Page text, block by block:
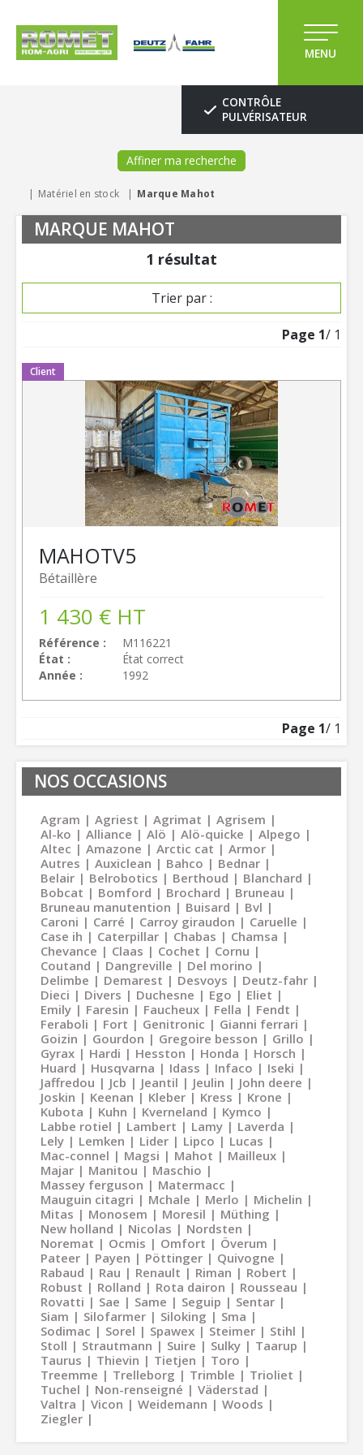
MENU
CONTRÔLE
PULVÉRISATEUR
Affiner ma recherche
Matériel en stock Marque Mahot
MARQUE MAHOT
1 résultat
Trier par :
Page 1/ 1
Client
Bétaillère
MAHOTV5
Référence
M116221
État
État correct
Année
1992
1 430 € HT
Page 1/ 1
NOS OCCASIONS
Agram Agriest Agrimat
Agrisem
Al-ko
Alliance Alö Alö-quicke
Alpego
Altec
Amazone Arctic cat
Armor
Autres
Auxiclean Bahco
Bednar
Belair
Belrobotics Berthoud
Blanchard
Bobcat
Bomford Brochard
Bruneau
Bruneau manutention
Buisard
Bvl
Caroni
Carré Carroy giraudon
Caruelle
Case ih
Caterpillar Chabas
Chamsa
Chevance
Claas Cochet
Cornu
Coutand
Dangreville
Del morino
Delimbe
Demarest Desvoys
Deutz-fahr
Dieci
Divers Duchesne Ego
Eliet
Emily
Faresin Faucheux Fella
Fendt
Feraboli
Fort Genitronic
Gianni ferrari
Goizin
Gourdon Gregoire besson
Grillo
Gyrax
Hardi Hesston Honda
Horsch
Huard
Husqvarna Idass Infaco
Iseki
Jaffredou
Jcb Jeantil Jeulin
John deere
Joskin
Keenan Kleber Kress
Krone
Kubota
Kuhn Kverneland
Kymco
Labbe rotiel
Lambert Lamy
Laverda
Lely
Lemken Lider Lipco
Lucas
Mac-connel
Magsi Mahot
Mailleux
Majar
Manitou
Maschio
Massey ferguson
Matermacc
Mauguin citagri
Mchale Merlo
Michelin
Mitas
Monosem Moresil
Müthing
New holland
Nicolas
Nordsten
Noremat
Ocmis Omfort
Överum
Pateer
Payen Pöttinger
Quivogne
Rabaud
Rau Renault Riman
Robert
Robust
Rolland Rota dairon
Rousseau
Rovatti
Sae Same Seguip
Sentar
Siam
Silofarmer Siloking
Sma
Sodimac
Sorel Spawex Steimer
Stihl
Stoll
Strautmann Suire Sulky
Taarup
Taurus
Thievin Tietjen
Toro
Treemme
Trelleborg Trimble
Trioliet
Tuchel
Non-renseigné
Väderstad
Valtra
Vicon Weidemann
Woods
Ziegler